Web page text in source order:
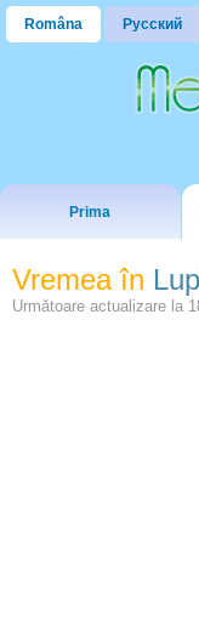
Româna Русский
Prima
Vremea în
Următoare actualizare la